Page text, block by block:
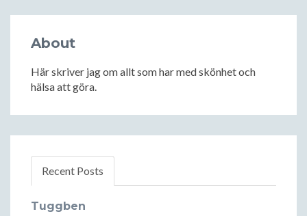
About
Här skriver jag om allt som har med skönhet och
hälsa att göra.
Recent Posts
Tuggben